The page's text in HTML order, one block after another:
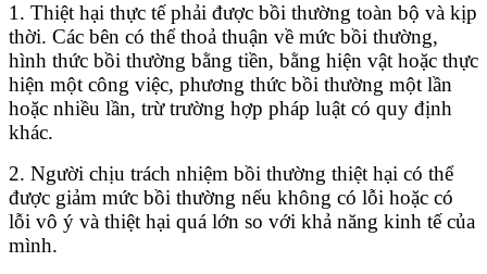
1. Thiệt hại thực tế phải được bồi thường toàn bộ và kịp
thời. Các bên có thể thoả thuận về mức bồi thường,
hình thức bồi thường bằng tiền, bằng hiện vật hoặc thực
hiện một công việc, phương thức bồi thường một lần
hoặc nhiều lần, trừ trường hợp pháp luật có quy định
khác.
2. Người chịu trách nhiệm bồi thường thiệt hại có thể
được giảm mức bồi thường nếu không có lỗi hoặc có
lỗi vô ý và thiệt hại quá lớn so với khả năng kinh tế của
mình.